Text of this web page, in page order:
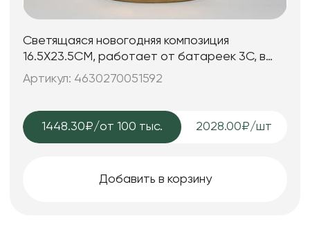
Светящаяся новогодняя композиция
16.5X23.5CM, работает от батареек 3C, в
комплект не входят
Артикул: 4630270051592
1448.30₽/от 100 тыс. 2028.00₽/шт
Добавить в корзину